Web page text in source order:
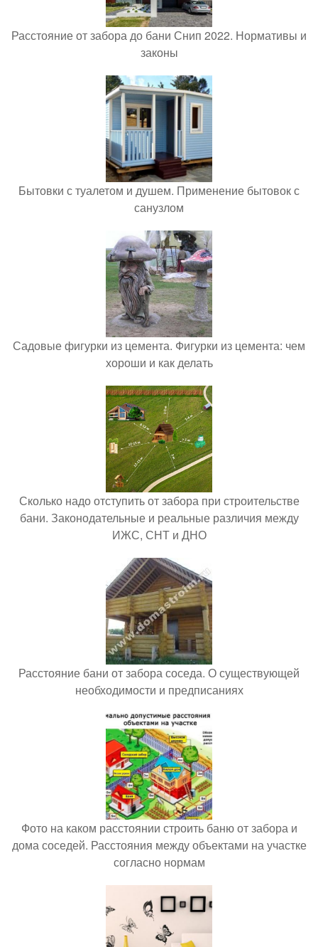
Расстояние от забора до бани Снип 2022. Нормативы и
законы
Бытовки с туалетом и душем. Применение бытовок с
санузлом
Садовые фигурки из цемента. Фигурки из цемента: чем
хороши и как делать
Сколько надо отступить от забора при строительстве
бани. Законодательные и реальные различия между
ИЖС, СНТ и ДНО
Расстояние бани от забора соседа. О существующей
необходимости и предписаниях
Фото на каком расстоянии строить баню от забора и
дома соседей. Расстояния между объектами на участке
согласно нормам